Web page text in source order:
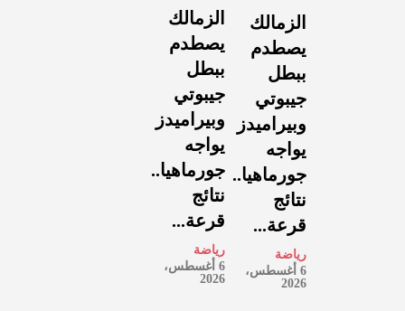
الزمالك
يصطدم
ببطل
جيبوتي
وبيراميدز
يواجه
جورماهيا..
نتائج
قرعة...
رياضة
6 أغسطس،
2026
الزمالك
يصطدم
ببطل
جيبوتي
وبيراميدز
يواجه
جورماهيا..
نتائج
قرعة...
رياضة
6 أغسطس،
2026